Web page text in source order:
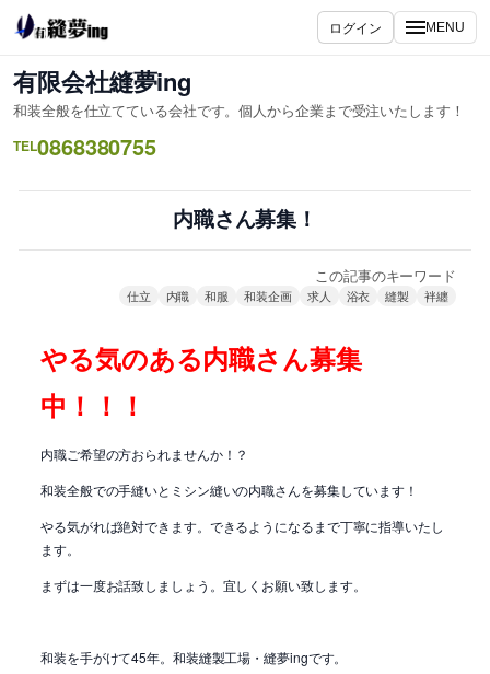
内
容
を
ス
キ
ッ
ログイン MENU
有限会社縫夢ing
和装全般を仕立てている会社です。個人から企業まで受注いたします！
TEL0868380755
内職さん募集！
この記事のキーワード
仕立 内職 和服 和装企画 求人 浴衣 縫製 袢纏
やる気のある内職さん募集
中！！！
内職ご希望の方おられませんか！？
和装全般での手縫いとミシン縫いの内職さんを募集しています！
やる気がれば絶対できます。できるようになるまで丁寧に指導いたし
ます。
まずは一度お話致しましょう。宜しくお願い致します。
和装を手がけて45年。和装縫製工場・縫夢ingです。